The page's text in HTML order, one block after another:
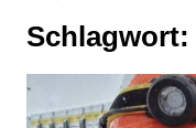
Schlagwort: